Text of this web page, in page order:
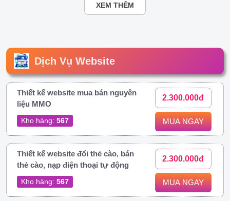
XEM THÊM
Dịch Vụ Website
Thiết kế website mua bán nguyên
liệu MMO
Kho hàng: 567
2.300.000đ
MUA NGAY
Thiết kế website đổi thẻ cào, bán
thẻ cào, nạp điện thoại tự động
Kho hàng: 567
2.300.000đ
MUA NGAY